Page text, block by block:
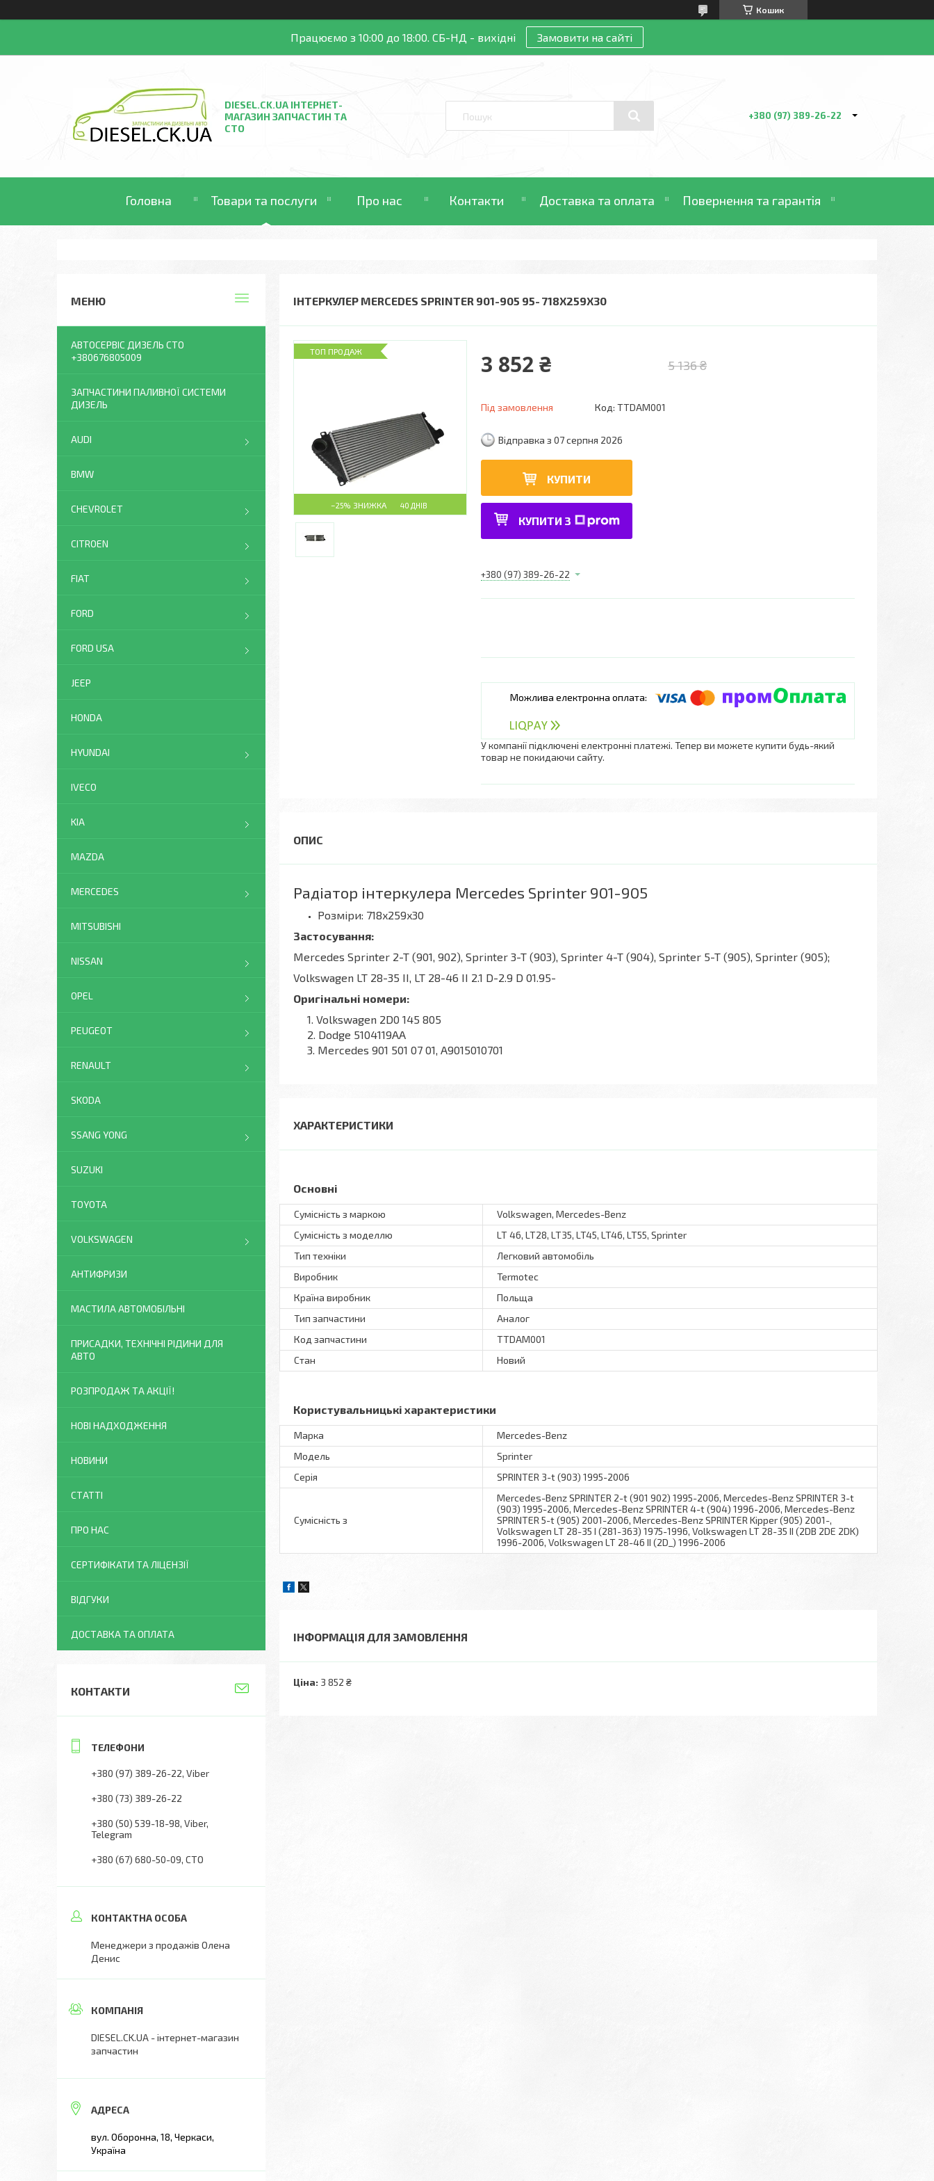
Кошик
Працюємо з 10:00 до 18:00. СБ-НД - вихідні Замовити на сайті
DIESEL.CK.UA ІНТЕРНЕТ-
МАГАЗИН ЗАПЧАСТИН ТА
СТО
+380 (97) 389-26-22
Головна Товари та послуги Про нас Контакти Доставка та оплата Повернення та гарантія
ІНТЕРКУЛЕР MERCEDES SPRINTER 901-905 95- 718X259X30
–25% 40 ДНІВ
ТОП ПРОДАЖ
5 136 ₴
3 852 ₴
Під замовлення Код: TTDAM001
Відправка з 07 серпня 2026
КУПИТИ
КУПИТИ З
+380 (97) 389-26-22
У компанії підключені електронні платежі. Тепер ви можете купити будь-який
товар не покидаючи сайту.
Радіатор інтеркулера Mercedes Sprinter 901-905
Розміри: 718x259x30
Застосування:
Mercedes Sprinter 2-T (901, 902), Sprinter 3-T (903), Sprinter 4-T (904), Sprinter 5-T (905), Sprinter (905);
Volkswagen LT 28-35 II, LT 28-46 II 2.1 D-2.9 D 01.95-
Оригінальні номери:
Volkswagen 2D0 145 805
Dodge 5104119AA
Mercedes 901 501 07 01, A9015010701
ХАРАКТЕРИСТИКИ
Основні
Сумісність з маркою
Volkswagen, Mercedes-Benz
Сумісність з моделлю
LT 46, LT28, LT35, LT45, LT46, LT55, Sprinter
Тип техніки
Легковий автомобіль
Виробник
Termotec
Країна виробник
Польща
Тип запчастини
Аналог
Код запчастини
TTDAM001
Стан
Новий
Користувальницькі характеристики
Марка
Mercedes-Benz
Модель
Sprinter
Серія
SPRINTER 3-t (903) 1995-2006
Сумісність з
Mercedes-Benz SPRINTER 2-t (901 902) 1995-2006, Mercedes-Benz SPRINTER 3-t
(903) 1995-2006, Mercedes-Benz SPRINTER 4-t (904) 1996-2006, Mercedes-Benz
SPRINTER 5-t (905) 2001-2006, Mercedes-Benz SPRINTER Kipper (905) 2001-,
Volkswagen LT 28-35 I (281-363) 1975-1996, Volkswagen LT 28-35 II (2DB 2DE 2DK)
1996-2006, Volkswagen LT 28-46 II (2D_) 1996-2006
ІНФОРМАЦІЯ ДЛЯ ЗАМОВЛЕННЯ
Ціна: 3 852 ₴
АВТОСЕРВІС ДИЗЕЛЬ СТО
+380676805009
ЗАПЧАСТИНИ ПАЛИВНОЇ СИСТЕМИ
ДИЗЕЛЬ
AUDI
BMW
CHEVROLET
CITROEN
FIAT
FORD
FORD USA
JEEP
HONDA
HYUNDAI
IVECO
KIA
MAZDA
MERCEDES
MITSUBISHI
NISSAN
OPEL
PEUGEOT
RENAULT
SKODA
SSANG YONG
SUZUKI
TOYOTA
VOLKSWAGEN
АНТИФРИЗИ
МАСТИЛА АВТОМОБІЛЬНІ
ПРИСАДКИ, ТЕХНІЧНІ РІДИНИ ДЛЯ
АВТО
РОЗПРОДАЖ ТА АКЦІЇ!
НОВІ НАДХОДЖЕННЯ
НОВИНИ
СТАТТІ
ПРО НАС
СЕРТИФІКАТИ ТА ЛІЦЕНЗІЇ
ВІДГУКИ
ДОСТАВКА ТА ОПЛАТА
КОНТАКТИ
+380 (97) 389-26-22 Viber
+380 (73) 389-26-22
+380 (50) 539-18-98 Viber,
Telegram
+380 (67) 680-50-09 СТО
Менеджери з продажів Олена
Денис
DIESEL.CK.UA - інтернет-магазин
запчастин
вул. Оборонна, 18, Черкаси,
Україна